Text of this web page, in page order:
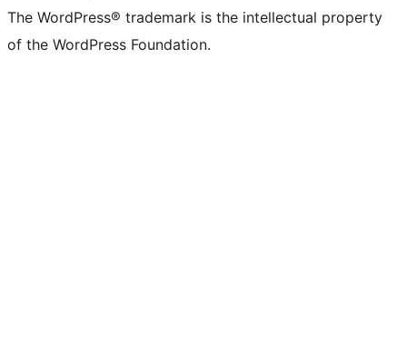
The WordPress® trademark is the intellectual property
of the WordPress Foundation.